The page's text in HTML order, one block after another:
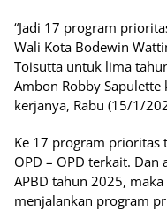
“Jadi 17 program
Wali Kota Bodewin
Toisutta untuk lima
Ambon Robby
kerjanya, Rabu (15/1/
Ke 17 program prioritas
OPD – OPD terkait.
APBD tahun 2025,
menjalankan program